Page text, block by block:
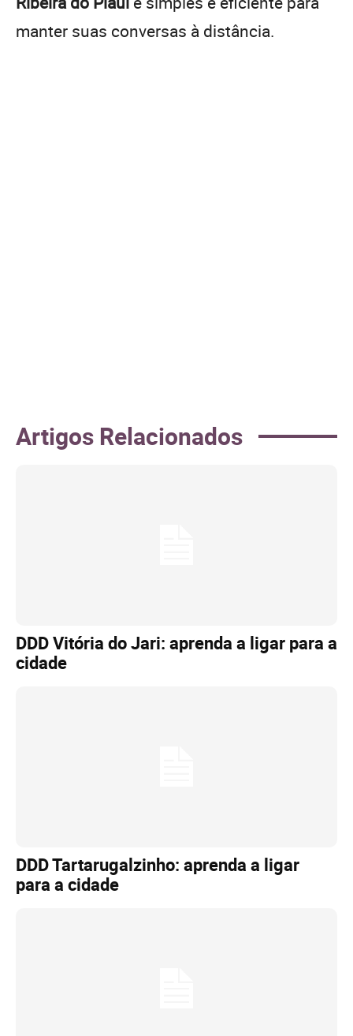
manter suas conversas à distância.
Artigos Relacionados
DDD Vitória do Jari: aprenda a ligar para a
cidade
DDD Tartarugalzinho: aprenda a ligar
para a cidade